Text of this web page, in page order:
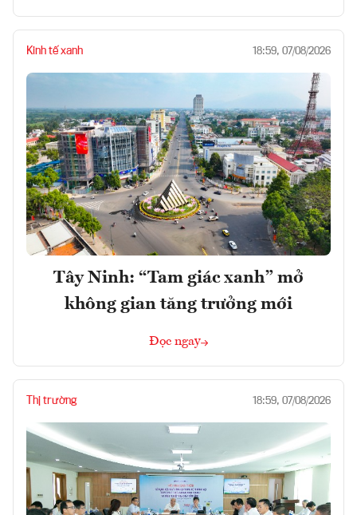
Kinh tế xanh 18:59, 07/08/2026
Tây Ninh: “Tam giác xanh” mở
không gian tăng trưởng mới
Đọc ngay
Thị trường 18:59, 07/08/2026